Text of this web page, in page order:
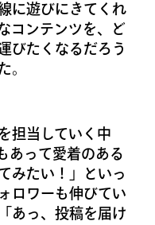
に遊びにきてくれ
コンテンツを、ど
びたくなるだろう
。
担当していく中
あって愛着のある
みたい！」といっ
ロワーも伸びてい
あっ、投稿を届け